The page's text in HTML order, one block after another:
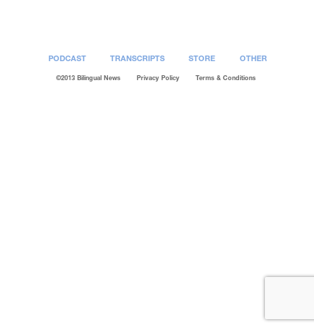
PODCAST TRANSCRIPTS STORE OTHER
©2013 Bilingual News Privacy Policy Terms & Conditions